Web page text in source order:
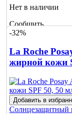
Нет в наличии
Сообщить
о наличии
-32%
La Roche
жирной кожи
Добавить в
Солнцезащитный